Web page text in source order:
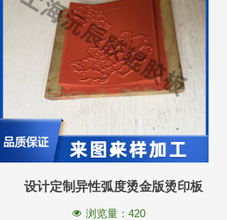
设计定制异性弧度烫金版烫印板
넶 浏览量： 420